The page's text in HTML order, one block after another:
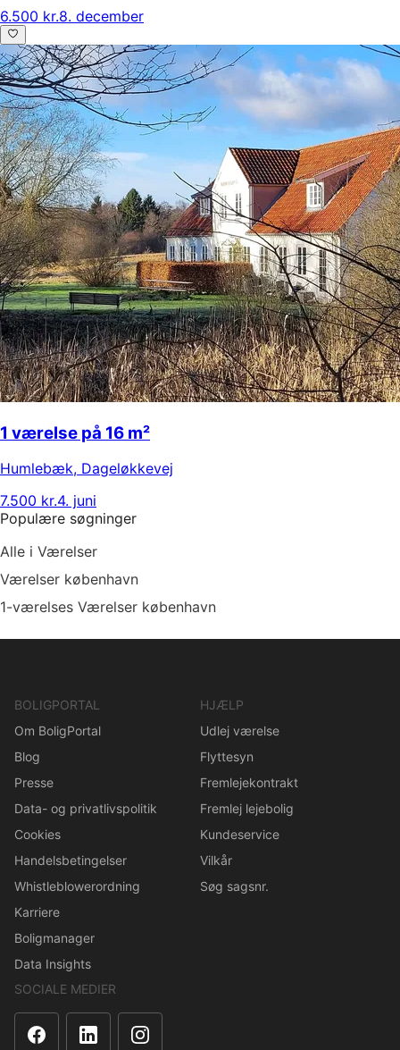
6.500 kr.8. december
1 værelse på 16 m²
Humlebæk, Dageløkkevej
7.500 kr.4. juni
Populære søgninger
Alle i Værelser
Værelser københavn
1-værelses Værelser københavn
BOLIGPORTAL
Om BoligPortal
Blog
Presse
Data- og privatlivspolitik
Cookies
Handelsbetingelser
Whistleblowerordning
Karriere
Boligmanager
Data Insights
HJÆLP
Udlej værelse
Flyttesyn
Fremlejekontrakt
Fremlej lejebolig
Kundeservice
Vilkår
Søg sagsnr.
SOCIALE MEDIER